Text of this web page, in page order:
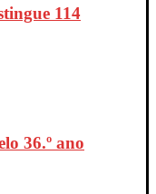
114
36.º ano